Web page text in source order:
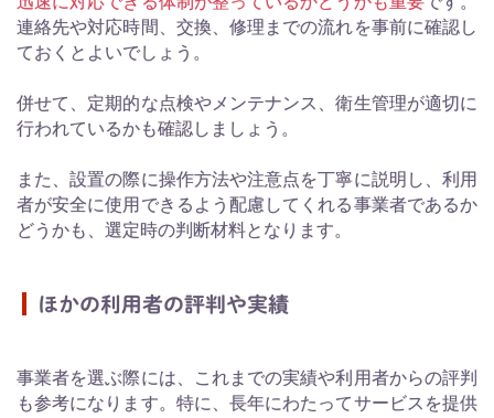
連絡先や対応時間、交換、修理までの流れを事前に確認し
ておくとよいでしょう。
併せて、定期的な点検やメンテナンス、衛生管理が適切に
行われているかも確認しましょう。
また、設置の際に操作方法や注意点を丁寧に説明し、利用
者が安全に使用できるよう配慮してくれる事業者であるか
どうかも、選定時の判断材料となります。
ほかの利用者の評判や実績
事業者を選ぶ際には、これまでの実績や利用者からの評判
も参考になります。特に、長年にわたってサービスを提供